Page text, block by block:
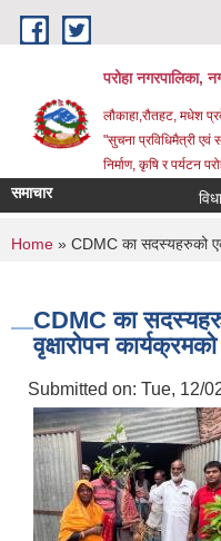
Skip to main content
परोहा नगरपालिका,
लौकाहा,रौतहट, मधेश
"सुचना प्रविधिमैत्री एवं
निर्माण, कृषि र पर्यटन
समाचार
You are here
Home » CDMC का सदस्यहरुको
CDMC का
वृक्षारोपन
Submitted on: Tue, 12/